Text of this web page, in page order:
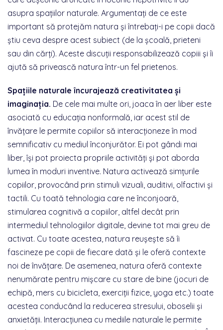
asupra spațiilor naturale. Argumentați de ce este
important să protejăm natura și întrebați-i pe copii dacă
știu ceva despre acest subiect (de la școală, prieteni
sau din cărți). Aceste discuții responsabilizează copiii și îi
ajută să privească natura într-un fel prietenos.
Spațiile naturale încurajează creativitatea și
imaginația. De cele mai multe ori, joaca în aer liber este
asociată cu educația nonformală, iar acest stil de
învățare le permite copiilor să interacționeze în mod
semnificativ cu mediul înconjurător. Ei pot gândi mai
liber, își pot proiecta propriile activități și pot aborda
lumea în moduri inventive. Natura activează simțurile
copiilor, provocând prin stimuli vizuali, auditivi, olfactivi și
tactili. Cu toată tehnologia care ne înconjoară,
stimularea cognitivă a copiilor, altfel decât prin
intermediul tehnologiilor digitale, devine tot mai greu de
activat. Cu toate acestea, natura reușește să îi
fascineze pe copii de fiecare dată și le oferă contexte
noi de învățare. De asemenea, natura oferă contexte
nenumărate pentru mișcare cu stare de bine (jocuri de
echipă, mers cu bicicleta, exerciții fizice, yoga etc.) toate
acestea conducând la reducerea stresului, oboselii și
anxietății. Interacțiunea cu mediile naturale le permite